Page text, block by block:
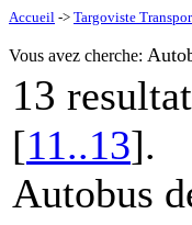
Accueil -> Targoviste
Vous avez cherche:
13
[11..13].
Autobus